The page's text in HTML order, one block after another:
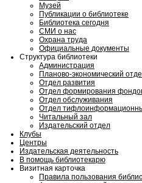
Музей
Публикации о библиотеке
Библиотека сегодня
СМИ о нас
Охрана труда
Официальные документы
Структура библиотеки
Администрация
Планово-экономический
Отдел развития
Отдел формирования
Отдел обслуживания
Отдел
Читальный зал
Издательский отдел
Клубы
Центры
Издательская деятельность
В помощь библиотекарю
Визитная карточка
Правила пользования